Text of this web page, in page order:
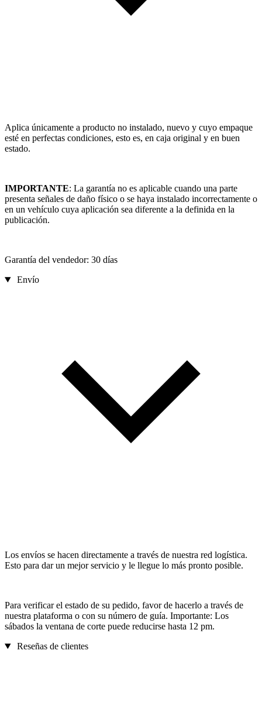
Aplica únicamente a producto no instalado, nuevo y cuyo empaque
esté en perfectas condiciones, esto es, en caja original y en buen
estado.
IMPORTANTE: La garantía no es aplicable cuando una parte
presenta señales de daño físico o se haya instalado incorrectamente o
en un vehículo cuya aplicación sea diferente a la definida en la
publicación.
Garantía del vendedor: 30 días
Envío
Los envíos se hacen directamente a través de nuestra red logística.
Esto para dar un mejor servicio y le llegue lo más pronto posible.
Para verificar el estado de su pedido, favor de hacerlo a través de
nuestra plataforma o con su número de guía. Importante: Los
sábados la ventana de corte puede reducirse hasta 12 pm.
Reseñas de clientes